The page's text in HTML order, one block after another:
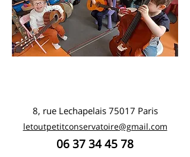
8, rue Lechapelais 75017 Paris
letoutpetitconservatoire@gmail.com
06 37 34 45 78